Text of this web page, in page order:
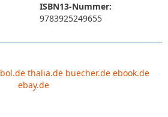
ISBN13-Nummer:
9783925249655
bol.de thalia.de buecher.de ebook.de
ebay.de